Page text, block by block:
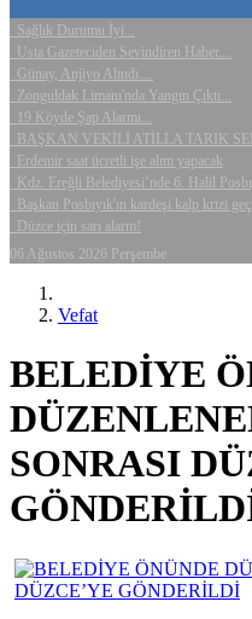
Sağlık Durumu İyi...
Usta Gazeteciden Sevindiren Haber....
Günay, Anjiyo Alındı....
Zonguldak Limanı'nda Yangın Çıktı...
19 Köyde Şap Alarmı...
BAŞKAN VEKİLİ ATİLLA TARIK
Erdemir saat ücretli işe alım yapacak
Kdz. Ereğli Belediyesi’nde 6. Halil
Başkan Posbıyık'ın kardeşi kalp krizi
Düzce için sarı alarm!
06 Ağustos 2026 Perşembe
Vefat
BELEDİYE
SONRASI